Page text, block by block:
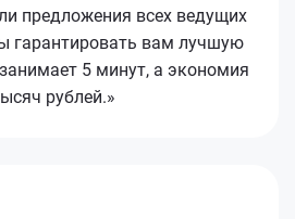
предложения всех ведущих
гарантировать вам лучшую
5 минут, а экономия
рублей.»